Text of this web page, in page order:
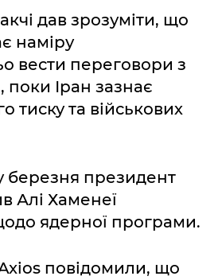
дав зрозуміти, що
наміру
вести переговори з
Іран зазнає
тиску та військових
березня президент
Алі Хаменеї
ядерної програми.
повідомили, що